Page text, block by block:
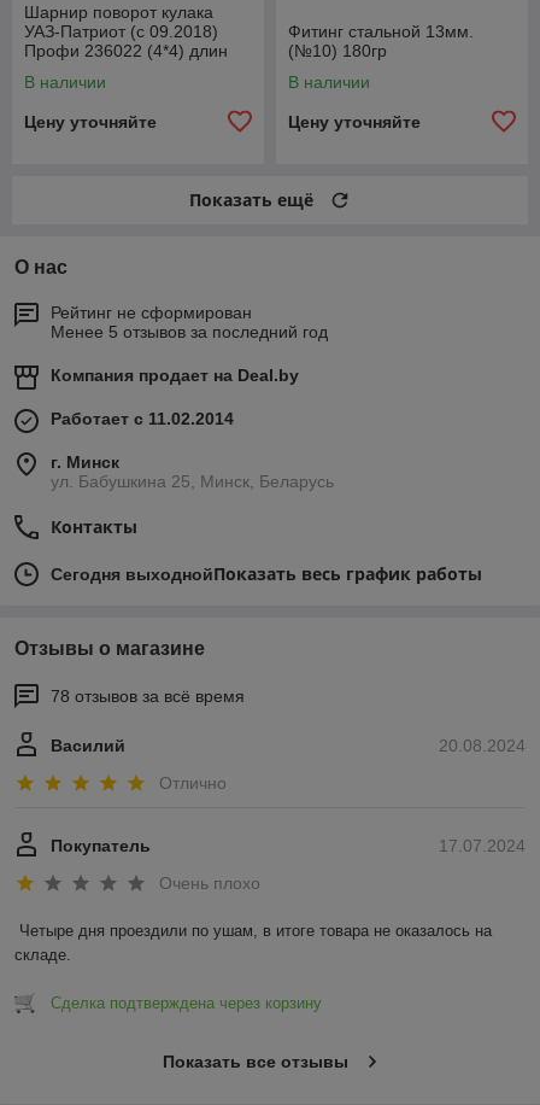
Шарнир поворот кулака
УАЗ-Патриот (с 09.2018)
Профи 236022 (4*4) длин
2360222304061
В наличии
Цену уточняйте
Фитинг стальной 13мм.
(№10) 180гр
В наличии
Цену уточняйте
Показать ещё
О нас
Рейтинг не сформирован
Менее 5 отзывов за последний год
Компания продает на Deal.by
Работает с 11.02.2014
г. Минск
ул. Бабушкина 25, Минск, Беларусь
Контакты
Сегодня выходнойПоказать весь график работы
Отзывы о магазине
78 отзывов за всё время
20.08.2024
Василий
Отлично
17.07.2024
Покупатель
Очень плохо
Четыре дня проездили по ушам, в итоге товара не оказалось на
складе.
Сделка подтверждена через корзину
Показать все отзывы